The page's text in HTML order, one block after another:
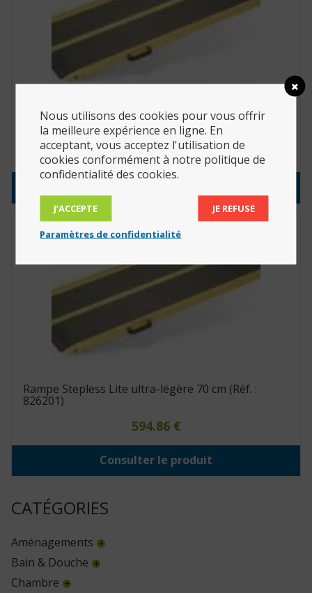
CATÉGORIES
Aménagements
Bain & Douche
Chambre
Rampe Stepless Lite ultra-légère 165 cm (Réf. :
826203)
1,271.38 €
Rampe Stepless Lite ultra-légère 70 cm (Réf. :
826201)
594.86 €
Consulter le produit
Nous utilisons des cookies pour vous offrir
la meilleure expérience en ligne. En
acceptant, vous acceptez l'utilisation de
cookies conformément à notre politique de
confidentialité des cookies.
J’ACCEPTE JE REFUSE
Paramètres de confidentialité